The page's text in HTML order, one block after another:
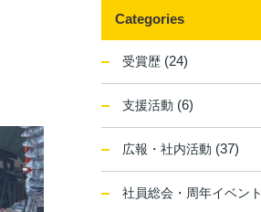
Categories
受賞歴 (24)
支援活動 (6)
広報・社内活動 (37)
社員総会・周年イベント